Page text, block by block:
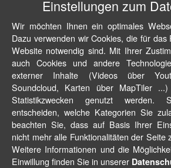
Einstellungen zum
Wir möchten Ihnen ein optimales
Dazu verwenden wir Cookies, die für das
Website notwendig sind. Mit Ihrer
auch Cookies und andere
externer Inhalte (Videos über
Soundcloud, Karten über MapTiler
Statistikzwecken genutzt werden.
entscheiden, welche Kategorien Sie
beachten Sie, dass auf Basis Ihrer
nicht mehr alle Funktionalitäten der Seite
Weitere Informationen und die
Einwillung finden Sie in unserer